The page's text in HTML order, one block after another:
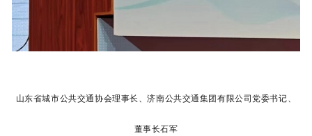
山东省城市公共交通协会理事长、济南公共交通集团有限公司党委书记、
董事长石军